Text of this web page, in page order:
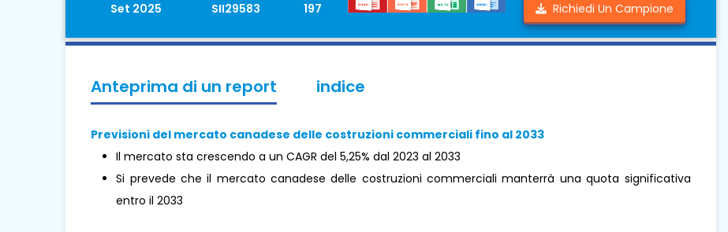
Set 2025
SII29583
197
Richiedi Un Campione
Anteprima di un report indice
Previsioni del mercato canadese delle costruzioni commerciali fino al 2033
Il mercato sta crescendo a un CAGR del 5,25% dal 2023 al 2033
Si prevede che il mercato canadese delle costruzioni commerciali manterrà una quota significativa
entro il 2033